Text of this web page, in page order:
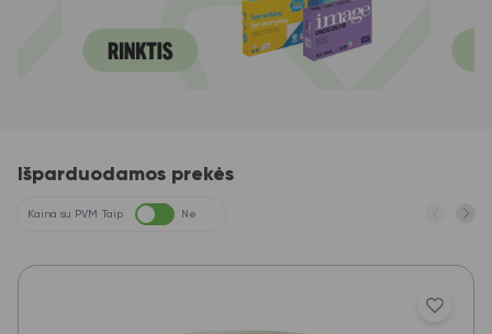
Išparduodamos prekės
Kaina su PVM Taip Ne